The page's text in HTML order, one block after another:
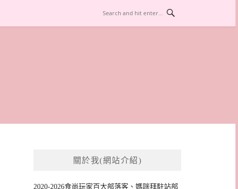
關於我(網站介紹)
2020-2026食尚玩家百大部落客、媽咪拜駐站部